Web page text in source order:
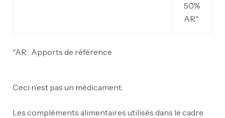
50%
AR*
*AR : Apports de référence
Ceci n’est pas un médicament.
Les compléments alimentaires utilisés dans le cadre